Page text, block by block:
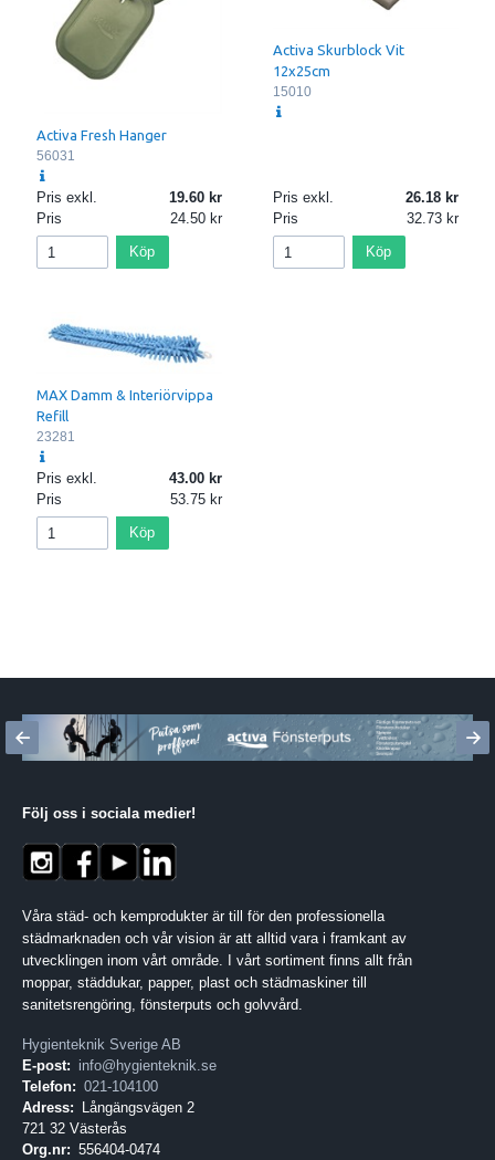
Activa Fresh Hanger
56031
Pris exkl.
19.60
Pris
24.50
Köp
Activa Skurblock Vit
12x25cm
15010
Pris exkl.
26.18
Pris
32.73
Köp
MAX Damm & Interiörvippa
Refill
23281
Pris exkl.
43.00
Pris
53.75
Köp
Följ oss i sociala medier!
Våra städ- och kemprodukter är till för den professionella
städmarknaden och vår vision är att alltid vara i framkant av
utvecklingen inom vårt område. I vårt sortiment finns allt från
moppar, städdukar, papper, plast och städmaskiner till
sanitetsrengöring, fönsterputs och golvvård.
Hygienteknik Sverige AB
E-post: info@hygienteknik.se
Telefon: 021-104100
Adress:
Långängsvägen 2
721 32 Västerås
Org.nr: 556404-0474